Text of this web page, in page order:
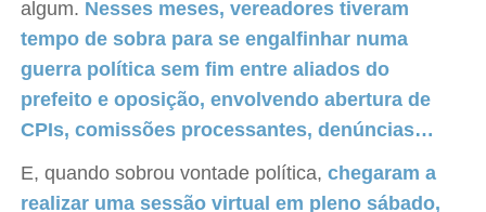
algum. Nesses meses, vereadores tiveram
tempo de sobra para se engalfinhar numa
guerra política sem fim entre aliados do
prefeito e oposição, envolvendo abertura de
CPIs, comissões processantes, denúncias…
E, quando sobrou vontade política,chegaram a
realizar uma sessão virtual em pleno sábado,